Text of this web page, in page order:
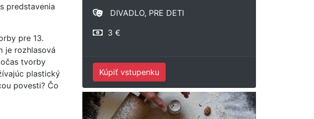
predstavenia
pre 13.
je rozhlasová
tvorby
plastický
povesti? Čo
DIVADLO, PRE DETI
3 €
Kúpiť vstupenku